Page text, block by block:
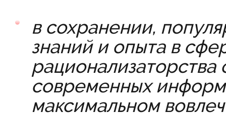
в сохранении,
знаний и опыта в
рационализаторства
современных
максимальном